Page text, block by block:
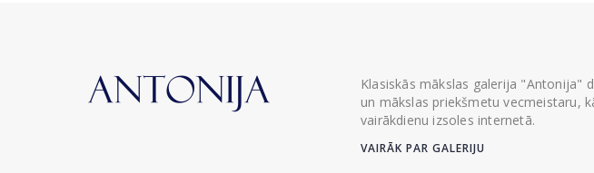
Klasiskās mākslas galerija "Antonija"
un mākslas priekšmetu vecmeistaru,
vairākdienu izsoles internetā.
VAIRĀK PAR GALERIJU